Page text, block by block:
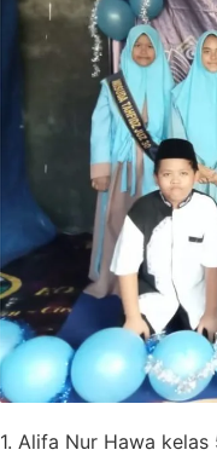
1. Alifa Nur Hawa kelas